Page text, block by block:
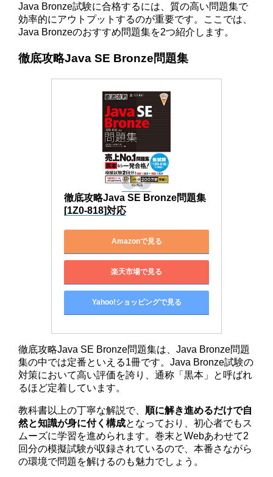
Java Bronze試験に合格するには、質の高い問題集で
効率的にアウトプットするのが重要です。ここでは、
Java Bronzeのおすすめ問題集を2つ紹介します。
徹底攻略Java SE Bronze問題集
徹底攻略Java SE Bronze問題集
[1Z0-818]対応
Amazonで見る
楽天市場で見る
Yahoo!ショッピングで見る
徹底攻略Java SE Bronze問題集は、Java Bronze問題
集の中では定番といえる1冊です。Java Bronze試験の
対策において高い評価を誇り、通称「黒本」と呼ばれ
るほど定着しています。
教科書以上の丁寧な解説で、 順に解き進めるだけで自
然と知識が身に付く構成となっており、初心者でもス
ムーズに学習を進められます。巻末とWebあわせて2
回分の模擬試験が収録されているので、本番さながら
の環境で問題を解けるのも魅力でしょう。